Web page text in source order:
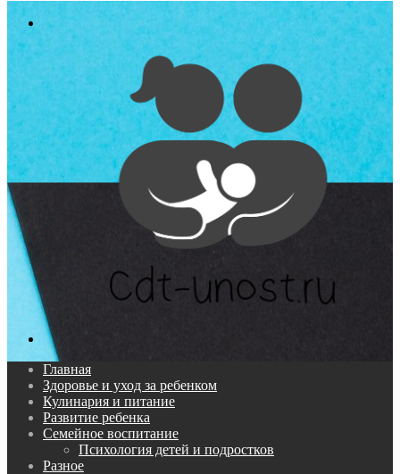
Меню
Поиск...
Главная
Здоровье и уход за ребенком
Кулинария и питание
Развитие ребенка
Семейное воспитание
Психология детей и подростков
Разное